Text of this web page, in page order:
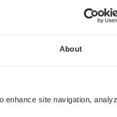
About
enhance site navigation,